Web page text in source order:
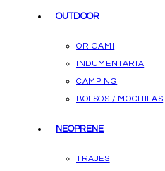
OUTDOOR
ORIGAMI
INDUMENTARIA
CAMPING
BOLSOS / MOCHILAS
NEOPRENE
TRAJES